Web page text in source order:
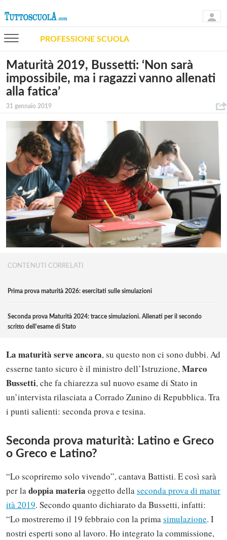
PROFESSIONE SCUOLA
Maturità 2019, Bussetti: ‘Non sarà
impossibile, ma i ragazzi vanno allenati
alla fatica’
31 gennaio 2019
CONTENUTI CORRELATI
Prima prova maturità 2026: esercitati sulle simulazioni
Seconda prova Maturità 2024: tracce simulazioni. Allenati per il secondo
scritto dell'esame di Stato
La maturità serve ancora, su questo non ci sono dubbi. Ad
esserne tanto sicuro è il ministro dell’Istruzione,Marco
Bussetti, che fa chiarezza sul nuovo esame di Stato in
un’intervista rilasciata a Corrado Zunino di Repubblica. Tra
i punti salienti: seconda prova e tesina.
Seconda prova maturità: Latino e Greco
o Greco e Latino?
“Lo scopriremo solo vivendo”, cantava Battisti. E così sarà
per ladoppia materia oggetto dellaseconda prova di matur
ità 2019. Secondo quanto dichiarato da Bussetti, infatti:
“Lo mostreremo il 19 febbraio con la primasimulazione. I
nostri esperti sono al lavoro. Ho integrato la commissione,